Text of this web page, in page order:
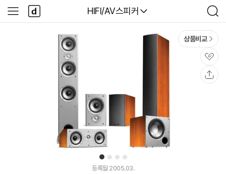
다나와
HIFI/AV스피커
검
색
사
이
다
나
와
1 2 3 4
상품비교
관
심
등록월 2005.03.